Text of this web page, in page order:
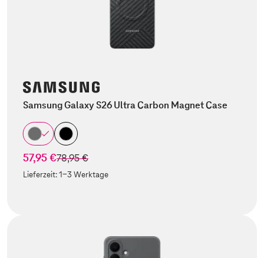
Samsung Galaxy S26 Ultra Carbon Magnet Case
57,95 €statt
78,95 €
Lieferzeit:1-3 Werktage